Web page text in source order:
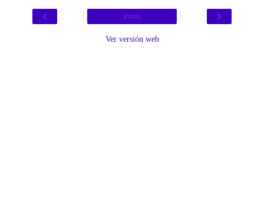
‹ ›
Inicio
Ver versión web